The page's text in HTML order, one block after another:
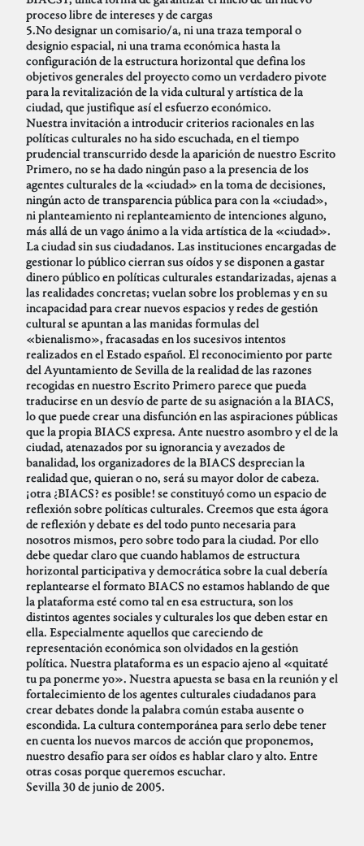
proceso libre de intereses y de cargas
5.No designar un comisario/a, ni una traza temporal o
designio espacial, ni una trama económica hasta la
configuración de la estructura horizontal que defina los
objetivos generales del proyecto como un verdadero pivote
para la revitalización de la vida cultural y artística de la
ciudad, que justifique así el esfuerzo económico.
Nuestra invitación a introducir criterios racionales en las
políticas culturales no ha sido escuchada, en el tiempo
prudencial transcurrido desde la aparición de nuestro Escrito
Primero, no se ha dado ningún paso a la presencia de los
agentes culturales de la «ciudad» en la toma de decisiones,
ningún acto de transparencia pública para con la «ciudad»,
ni planteamiento ni replanteamiento de intenciones alguno,
más allá de un vago ánimo a la vida artística de la «ciudad».
La ciudad sin sus ciudadanos. Las instituciones encargadas de
gestionar lo público cierran sus oídos y se disponen a gastar
dinero público en políticas culturales estandarizadas, ajenas a
las realidades concretas; vuelan sobre los problemas y en su
incapacidad para crear nuevos espacios y redes de gestión
cultural se apuntan a las manidas formulas del
«bienalismo», fracasadas en los sucesivos intentos
realizados en el Estado español. El reconocimiento por parte
del Ayuntamiento de Sevilla de la realidad de las razones
recogidas en nuestro Escrito Primero parece que pueda
traducirse en un desvío de parte de su asignación a la BIACS,
lo que puede crear una disfunción en las aspiraciones públicas
que la propia BIACS expresa. Ante nuestro asombro y el de la
ciudad, atenazados por su ignorancia y avezados de
banalidad, los organizadores de la BIACS desprecian la
realidad que, quieran o no, será su mayor dolor de cabeza.
¡otra ¿BIACS? es posible! se constituyó como un espacio de
reflexión sobre políticas culturales. Creemos que esta ágora
de reflexión y debate es del todo punto necesaria para
nosotros mismos, pero sobre todo para la ciudad. Por ello
debe quedar claro que cuando hablamos de estructura
horizontal participativa y democrática sobre la cual debería
replantearse el formato BIACS no estamos hablando de que
la plataforma esté como tal en esa estructura, son los
distintos agentes sociales y culturales los que deben estar en
ella. Especialmente aquellos que careciendo de
representación económica son olvidados en la gestión
política. Nuestra plataforma es un espacio ajeno al «quitaté
tu pa ponerme yo». Nuestra apuesta se basa en la reunión y el
fortalecimiento de los agentes culturales ciudadanos para
crear debates donde la palabra común estaba ausente o
escondida. La cultura contemporánea para serlo debe tener
en cuenta los nuevos marcos de acción que proponemos,
nuestro desafío para ser oídos es hablar claro y alto. Entre
otras cosas porque queremos escuchar.
Sevilla 30 de junio de 2005.